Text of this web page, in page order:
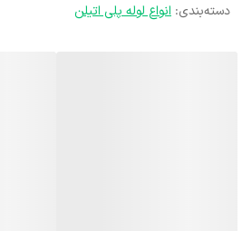
دسته‌بندی: انواع لوله پلی اتیلن